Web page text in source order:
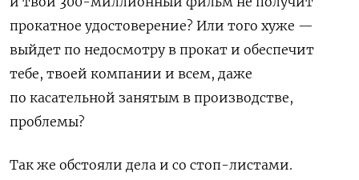
прокатное удостоверение? Или того хуже —
выйдет по недосмотру в прокат и обеспечит
тебе, твоей компании и всем, даже
по касательной занятым в производстве,
проблемы?
Так же обстояли дела и со стоп-листами.